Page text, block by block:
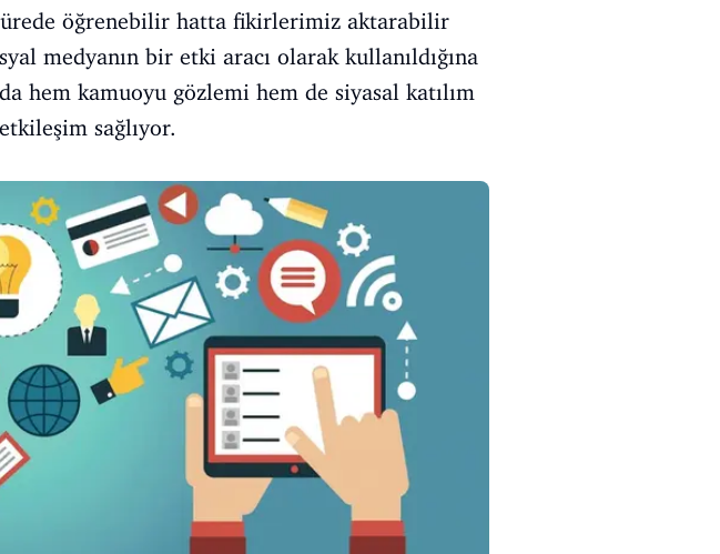
öğrenebilir hatta fikirlerimiz aktarabilir
medyanın bir etki aracı olarak kullanıldığına
hem kamuoyu gözlemi hem de siyasal katılım
sağlıyor.